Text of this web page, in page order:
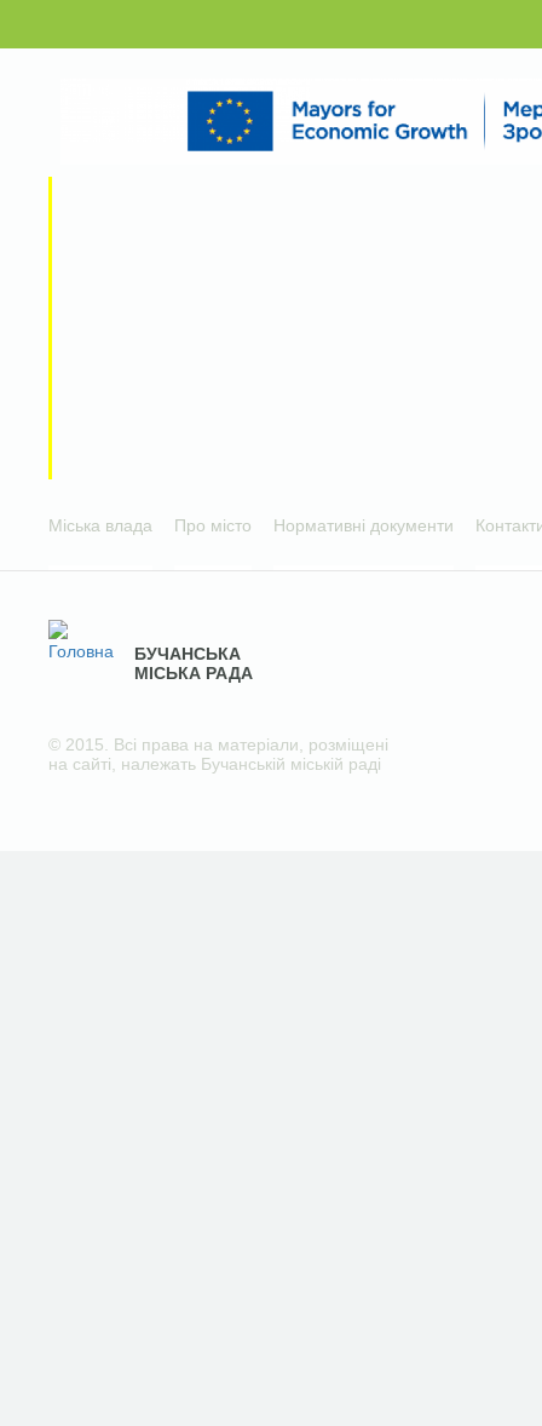
Міська влада Про місто Нормативні документи
БУЧАНСЬКА
МІСЬКА РАДА
© 2015. Всі права на матеріали, розміщені
на сайті, належать Бучанській міській раді